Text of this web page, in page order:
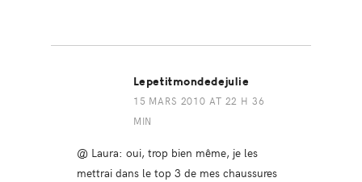
Lepetitmondedejulie
15 MARS 2010 AT 22 H 36
MIN
@ Laura: oui, trop bien même, je les
mettrai dans le top 3 de mes chaussures